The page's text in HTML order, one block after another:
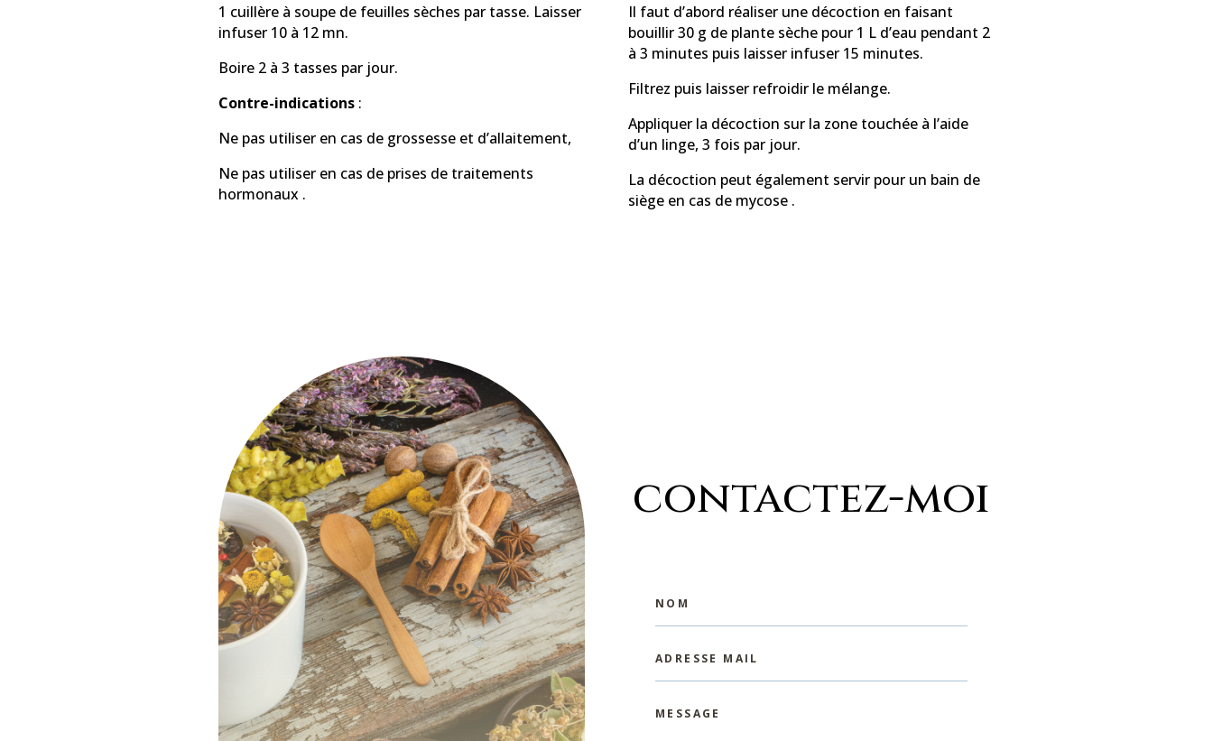
1 cuillère à soupe de feuilles sèches par tasse. Laisser
infuser 10 à 12 mn.
Boire 2 à 3 tasses par jour.
Contre-indications:
Ne pas utiliser en cas de grossesse et d’allaitement,
Ne pas utiliser en cas de prises de traitements
hormonaux .
Il faut d’abord réaliser une décoction en faisant
bouillir 30 g de plante sèche pour 1 L d’eau pendant 2
à 3 minutes puis laisser infuser 15 minutes.
Filtrez puis laisser refroidir le mélange.
Appliquer la décoction sur la zone touchée à l’aide
d’un linge, 3 fois par jour.
La décoction peut également servir pour un bain de
siège en cas de mycose .
contactez-moi